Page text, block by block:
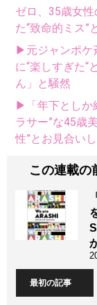
ゼロ、35歳女
た“致命的ミス”
▶元ジャンポケ
に“楽しすぎた“
ん」と騒然
▶「年下としか
ラサー”な45歳
性”とお見合い
この連載の
最初の記事